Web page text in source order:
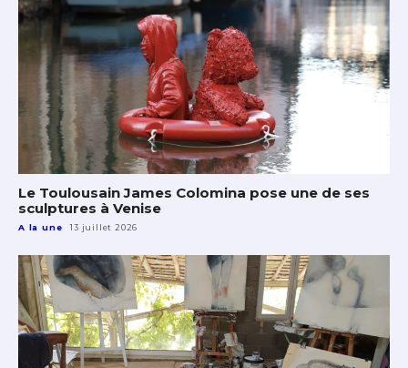
Le Toulousain James Colomina pose une de ses
sculptures à Venise
A la une 13 juillet 2026